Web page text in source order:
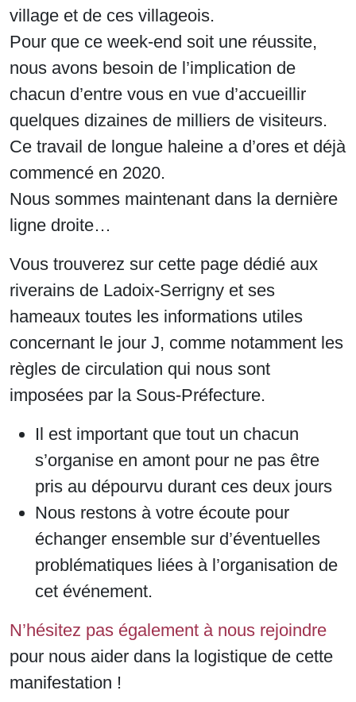
village et de ces villageois.
Pour que ce week-end soit une réussite,
nous avons besoin de l’implication de
chacun d’entre vous en vue d’accueillir
quelques dizaines de milliers de visiteurs.
Ce travail de longue haleine a d’ores et déjà
commencé en 2020.
Nous sommes maintenant dans la dernière
ligne droite…
Vous trouverez sur cette page dédié aux
riverains de Ladoix-Serrigny et ses
hameaux toutes les informations utiles
concernant le jour J, comme notamment les
règles de circulation qui nous sont
imposées par la Sous-Préfecture.
Il est important que tout un chacun
s’organise en amont pour ne pas être
pris au dépourvu durant ces deux jours
Nous restons à votre écoute pour
échanger ensemble sur d’éventuelles
problématiques liées à l’organisation de
cet événement.
N’hésitez pas également à nous rejoindre
pour nous aider dans la logistique de cette
manifestation !